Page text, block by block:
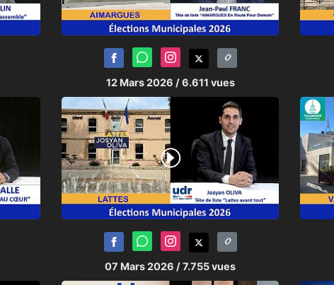
12 Mars 2026 / 6.611 vues
07 Mars 2026 / 7.755 vues